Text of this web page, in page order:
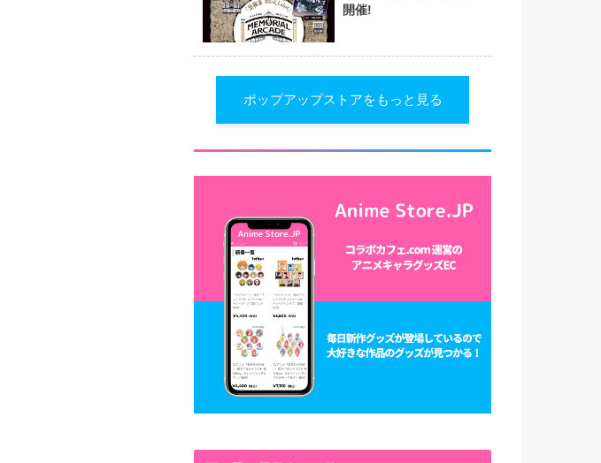
開催!
ポップアップストアをもっと見る